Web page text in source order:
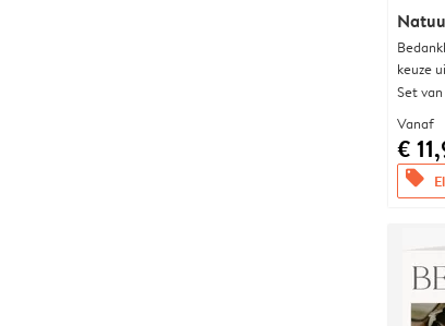
keuze
Set
Vanaf
€
offers